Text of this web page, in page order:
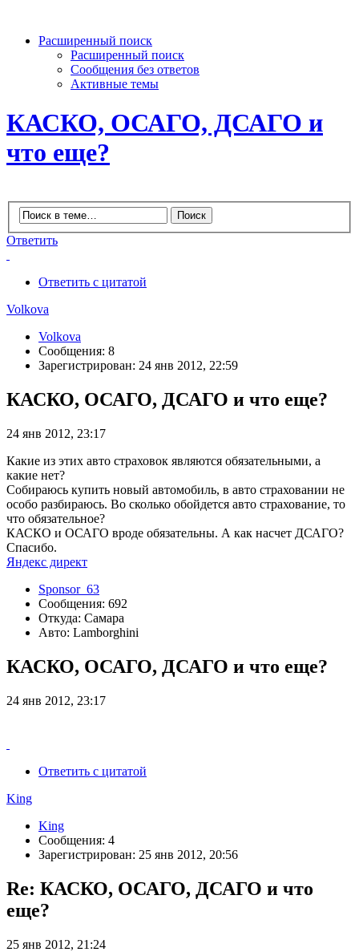
Расширенный поиск
Расширенный поиск
Сообщения без ответов
Активные темы
КАСКО, ОСАГО, ДСАГО и
что еще?
Ответить
Ответить с цитатой
Volkova
Volkova
Сообщения: 8
Зарегистрирован: 24 янв 2012, 22:59
КАСКО, ОСАГО, ДСАГО и что еще?
24 янв 2012, 23:17
Какие из этих авто страховок являются обязательными, а
какие нет?
Собираюсь купить новый автомобиль, в авто страховании не
особо разбираюсь. Во сколько обойдется авто страхование, то
что обязательное?
КАСКО и ОСАГО вроде обязательны. А как насчет ДСАГО?
Спасибо.
Яндекс директ
Sponsor_63
Сообщения: 692
Откуда: Самара
Авто: Lamborghini
КАСКО, ОСАГО, ДСАГО и что еще?
24 янв 2012, 23:17
Ответить с цитатой
King
King
Сообщения: 4
Зарегистрирован: 25 янв 2012, 20:56
Re: КАСКО, ОСАГО, ДСАГО и что
еще?
25 янв 2012, 21:24